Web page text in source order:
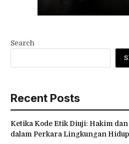
Search
Recent Posts
Ketika Kode Etik Diuji: Hakim
dalam Perkara Lingkungan Hidup